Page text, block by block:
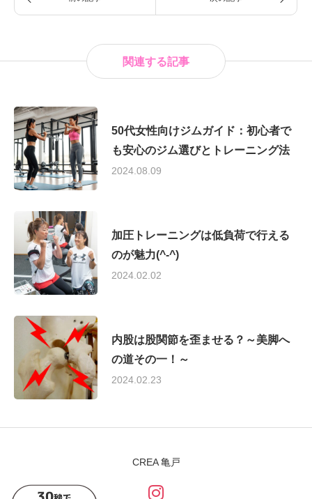
関連する記事
50代女性向けジムガイド：初心者で
も安心のジム選びとトレーニング法
2024.08.09
加圧トレーニングは低負荷で行える
のが魅力(^-^)
2024.02.02
内股は股関節を歪ませる？～美脚へ
の道その一！～
2024.02.23
CREA 亀戸